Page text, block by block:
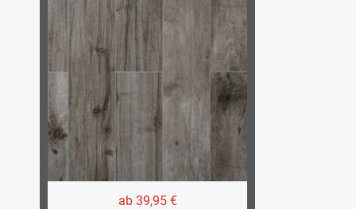
ab 39,95 €